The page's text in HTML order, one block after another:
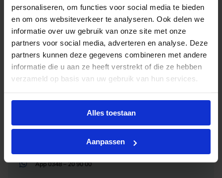
personaliseren, om functies voor social media te bieden
en om ons websiteverkeer te analyseren. Ook delen we
informatie over uw gebruik van onze site met onze
partners voor social media, adverteren en analyse. Deze
partners kunnen deze gegevens combineren met andere
informatie die u aan ze heeft verstrekt of die ze hebben
verzameld op basis van uw gebruik van hun services.
Alles toestaan
Aanpassen
Advies of hulp nodig?
Heb je advies nodig of ben je op zoek naar
een alternatieve oplossing? Onze lichtexperts
helpen je graag met professioneellichtadvies
App0348 – 20 90 00